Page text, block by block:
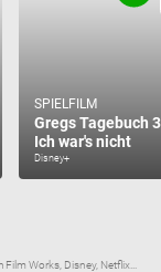
SPIELFILM
Gregs Tagebuch
Ich war's nicht
Disney+
Works, Disney, Netflix...